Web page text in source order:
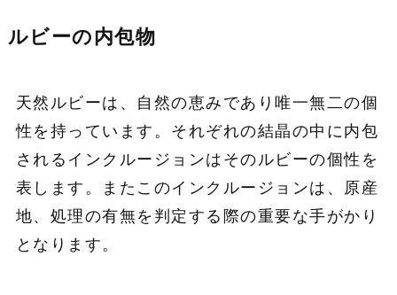
ルビーの内包物
天然ルビーは、自然の恵みであり唯一無二の個
性を持っています。それぞれの結晶の中に内包
されるインクルージョンはそのルビーの個性を
表します。またこのインクルージョンは、原産
地、処理の有無を判定する際の重要な手がかり
となります。